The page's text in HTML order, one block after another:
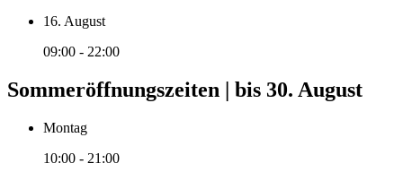
16. August
09:00 - 22:00
Sommeröffnungszeiten | bis 30. August
Montag
10:00 - 21:00